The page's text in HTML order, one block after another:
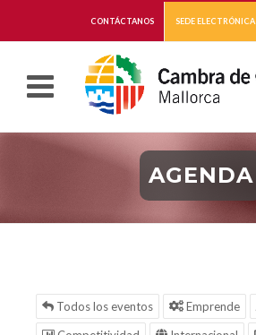
CONTÁCTANOS SEDE ELECTRÓNICA
AGENDA
Todos los eventos Emprende